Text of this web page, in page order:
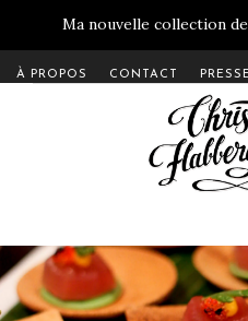
Ma nouvelle collection
À PROPOS CONTACT